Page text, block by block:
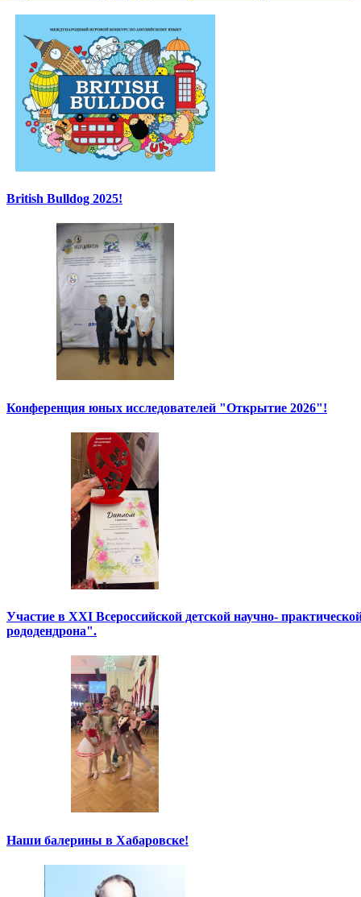
British Bulldog 2025!
Конференция юных исследователей "Открытие 2026"!
Участие в XXI Всероссийской детской научно-
рододендрона".
Наши балерины в Хабаровске!